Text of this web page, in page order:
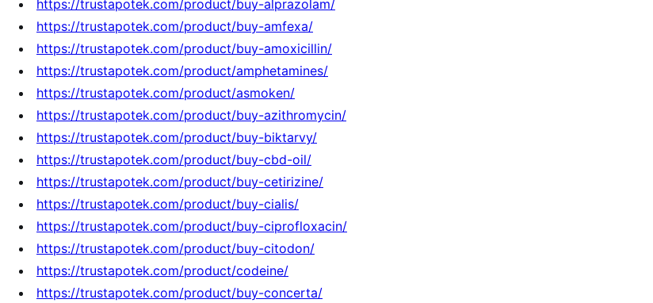
https://trustapotek.com/product/buy-alprazolam/
https://trustapotek.com/product/buy-amfexa/
https://trustapotek.com/product/buy-amoxicillin/
https://trustapotek.com/product/amphetamines/
https://trustapotek.com/product/asmoken/
https://trustapotek.com/product/buy-azithromycin/
https://trustapotek.com/product/buy-biktarvy/
https://trustapotek.com/product/buy-cbd-oil/
https://trustapotek.com/product/buy-cetirizine/
https://trustapotek.com/product/buy-cialis/
https://trustapotek.com/product/buy-ciprofloxacin/
https://trustapotek.com/product/buy-citodon/
https://trustapotek.com/product/codeine/
https://trustapotek.com/product/buy-concerta/